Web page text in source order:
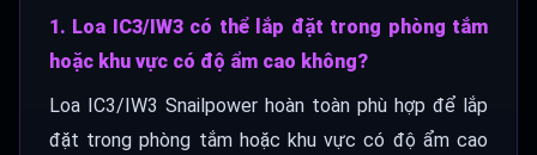
1. Loa IC3/IW3 có thể lắp đặt trong phòng tắm
hoặc khu vực có độ ẩm cao không?
Loa IC3/IW3 Snailpower hoàn toàn phù hợp để lắp
đặt trong phòng tắm hoặc khu vực có độ ẩm cao